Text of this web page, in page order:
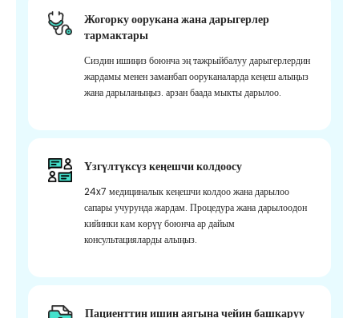
Жогорку оорукана жана дарыгерлер
тармактары
Сиздин ишиңиз боюнча эң тажрыйбалуу дарыгерлердин
жардамы менен заманбап ооруканаларда кеңеш алыңыз
жана дарыланыңыз. арзан баада мыкты дарылоо.
Үзгүлтүксүз кеңешчи колдоосу
24x7 медициналык кеңешчи колдоо жана дарылоо
сапары учурунда жардам. Процедура жана дарылоодон
кийинки кам көрүү боюнча ар дайым
консультацияларды алыңыз.
Пациенттин ишин аягына чейин башкаруу